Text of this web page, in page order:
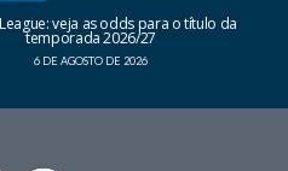
veja as odds para o título da
temporada 2026/27
6 DE AGOSTO DE 2026